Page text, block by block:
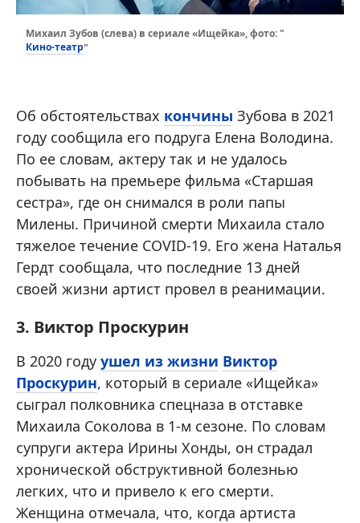
Михаил Зубов (слева) в сериале «Ищейка», фото: "
Кино-театр"
Об обстоятельствах кончины Зубова в 2021
году сообщила его подруга Елена Володина.
По ее словам, актеру так и не удалось
побывать на премьере фильма «Старшая
сестра», где он снимался в роли папы
Милены. Причиной смерти Михаила стало
тяжелое течение COVID-19. Его жена Наталья
Гердт сообщала, что последние 13 дней
своей жизни артист провел в реанимации.
3. Виктор Проскурин
В 2020 году ушел из жизни Виктор
Проскурин, который в сериале «Ищейка»
сыграл полковника спецназа в отставке
Михаила Соколова в 1-м сезоне. По словам
супруги актера Ирины Хонды, он страдал
хронической обструктивной болезнью
легких, что и привело к его смерти.
Женщина отмечала, что, когда артиста